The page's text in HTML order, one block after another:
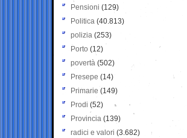
Pensioni (129)
Politica (40.813)
polizia (253)
Porto (12)
povertà (502)
Presepe (14)
Primarie (149)
Prodi (52)
Provincia (139)
radici e valori (3.682)